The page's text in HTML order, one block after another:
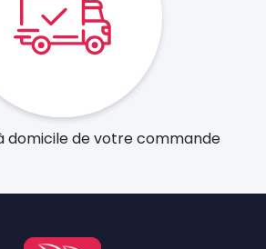
domicile de votre commande